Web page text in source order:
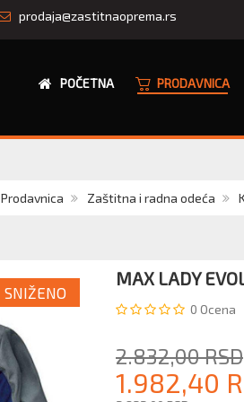
prodaja@zastitnaoprema.rs
POČETNA PRODAVNICA
Prodavnica Zaštitna i radna odeća
SNIŽENO
MAX LADY
0 Ocena
2.832,00 RSD
1.982,40